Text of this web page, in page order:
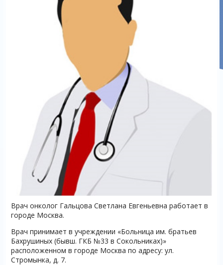
Врач онколог Гальцова Светлана Евгеньевна работает в
городе Москва.
Врач принимает в учреждении «Больница им. братьев
Бахрушиных (бывш. ГКБ №33 в Сокольниках)»
расположенном в городе Москва по адресу: ул.
Стромынка, д. 7.